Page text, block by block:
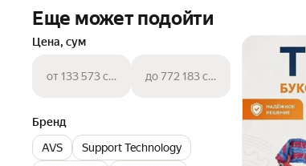
Еще может подойти
Цена, сум
от 133 573 сум до 772 183 сум
Бренд
AVS
Support Technology